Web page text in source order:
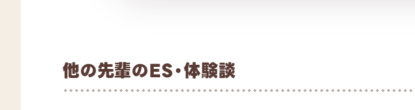
他の先輩のES・体験談